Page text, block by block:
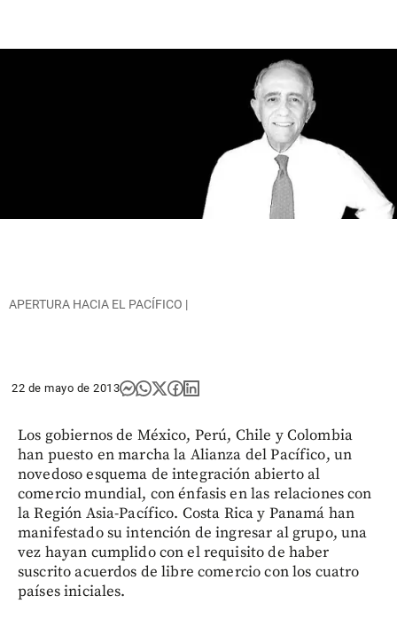
APERTURA HACIA EL PACÍFICO |
22 de mayo de 2013
Los gobiernos de México, Perú, Chile y Colombia
han puesto en marcha la Alianza del Pacífico, un
novedoso esquema de integración abierto al
comercio mundial, con énfasis en las relaciones con
la Región Asia-Pacífico. Costa Rica y Panamá han
manifestado su intención de ingresar al grupo, una
vez hayan cumplido con el requisito de haber
suscrito acuerdos de libre comercio con los cuatro
países iniciales.